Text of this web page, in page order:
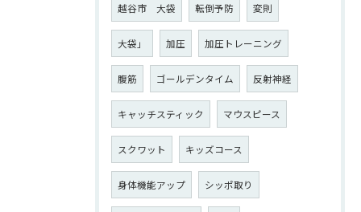
越谷市 大袋 転倒予防 変則
大袋」 加圧 加圧トレーニング
腹筋 ゴールデンタイム 反射神経
キャッチスティック マウスピース
スクワット キッズコース
身体機能アップ シッポ取り